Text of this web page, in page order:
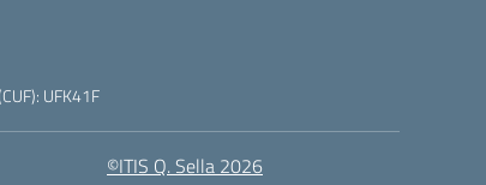
UFK41F
©ITIS Q. Sella 2026